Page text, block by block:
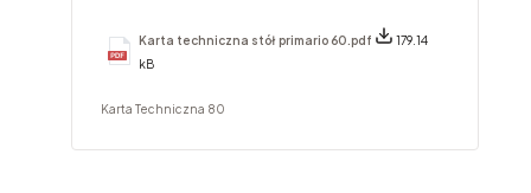
Karta techniczna stół primario 60.pdf
179.14
kB
Karta Techniczna 80